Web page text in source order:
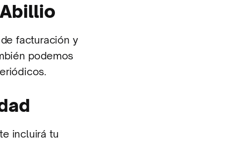
facturación y
podemos
incluirá tu